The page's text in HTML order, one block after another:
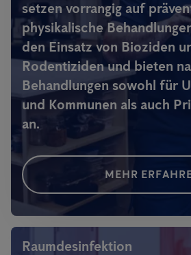
setzen vorrangig auf
physikalische
den Einsatz von Bioziden
Rodentiziden und bieten
Behandlungen sowohl für
und Kommunen als auch
an.
MEHR
Raumdesinfektion